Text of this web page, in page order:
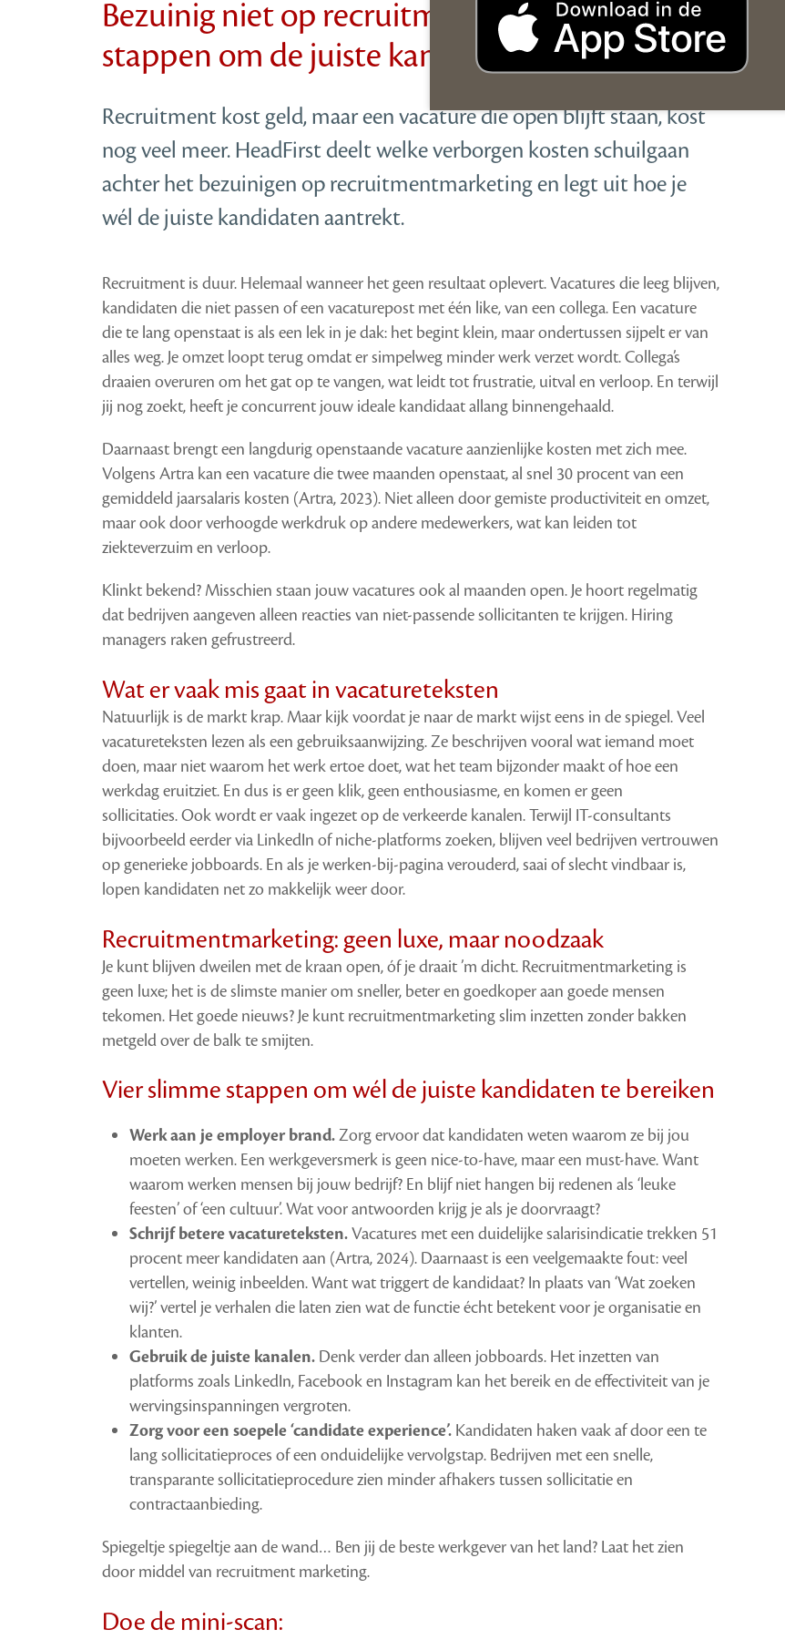
Bezuinig niet op recruitment-marketing: vier
stappen om de juiste kandidaten te bereiken
Recruitment kost geld, maar een vacature die open blijft staan, kost
nog veel meer. HeadFirst deelt welke verborgen kosten schuilgaan
achter het bezuinigen op recruitmentmarketing en legt uit hoe je
wél de juiste kandidaten aantrekt.
Recruitment is duur. Helemaal wanneer het geen resultaat oplevert. Vacatures die leeg blijven,
kandidaten die niet passen of een vacaturepost met één like, van een collega. Een vacature
die te lang openstaat is als een lek in je dak: het begint klein, maar ondertussen sijpelt er van
alles weg. Je omzet loopt terug omdat er simpelweg minder werk verzet wordt. Collega’s
draaien overuren om het gat op te vangen, wat leidt tot frustratie, uitval en verloop. En terwijl
jij nog zoekt, heeft je concurrent jouw ideale kandidaat allang binnengehaald.
Daarnaast brengt een langdurig openstaande vacature aanzienlijke kosten met zich mee.
Volgens Artra kan een vacature die twee maanden openstaat, al snel 30 procent van een
gemiddeld jaarsalaris kosten (Artra, 2023). Niet alleen door gemiste productiviteit en omzet,
maar ook door verhoogde werkdruk op andere medewerkers, wat kan leiden tot
ziekteverzuim en verloop.
Klinkt bekend? Misschien staan jouw vacatures ook al maanden open. Je hoort regelmatig
dat bedrijven aangeven alleen reacties van niet-passende sollicitanten te krijgen. Hiring
managers raken gefrustreerd.
Wat er vaak mis gaat in vacatureteksten
Natuurlijk is de markt krap. Maar kijk voordat je naar de markt wijst eens in de spiegel.Veel
vacatureteksten lezen als een gebruiksaanwijzing. Ze beschrijven vooral wat iemand moet
doen, maar niet waarom het werk ertoe doet, wat het team bijzonder maakt of hoe een
werkdag eruitziet. En dus is er geen klik, geen enthousiasme, en komen er geen
sollicitaties.Ook wordt er vaak ingezet op de verkeerde kanalen. Terwijl IT-consultants
bijvoorbeeldeerder via LinkedIn of niche-platforms zoeken, blijven veel bedrijven vertrouwen
opgenerieke jobboards. En als je werken-bij-pagina verouderd, saai of slecht vindbaar is,
lopen kandidaten net zo makkelijk weer door.
Recruitmentmarketing: geen luxe, maar noodzaak
Je kunt blijven dweilen met de kraan open, óf je draait ’m dicht. Recruitmentmarketing is
geen luxe; het is de slimste manier om sneller, beter en goedkoper aan goede mensen
tekomen. Het goede nieuws? Je kunt recruitmentmarketing slim inzetten zonder bakken
metgeld over de balk te smijten.
Vier slimme stappen om wél de juiste kandidaten te bereiken
Werk aan je employer brand.Zorg ervoor dat kandidaten weten waarom ze bij jou
moeten werken. Een werkgeversmerk is geen nice-to-have, maar een must-have. Want
waarom werken mensen bij jouw bedrijf? En blijf niet hangen bij redenen als ‘leuke
feesten’ of ‘een cultuur’. Wat voor antwoorden krijg je als je doorvraagt?
Schrijf betere vacatureteksten.Vacatures met een duidelijke salarisindicatie trekken 51
procent meer kandidaten aan (Artra, 2024). Daarnaast is een veelgemaakte fout: veel
vertellen, weinig inbeelden. Want wat triggert de kandidaat? In plaats van ‘Wat zoeken
wij?’ vertel je verhalen die laten zien wat de functie écht betekent voor je organisatie en
klanten.
Gebruik de juiste kanalen. Denk verder dan alleen jobboards. Het inzetten van
platforms zoals LinkedIn, Facebook en Instagram kan het bereik en de effectiviteit van je
wervingsinspanningen vergroten.
Zorg voor een soepele ‘candidate experience’. Kandidaten haken vaak af door een te
lang sollicitatieproces of een onduidelijke vervolgstap. Bedrijven met een snelle,
transparante sollicitatieprocedure zien minder afhakers tussen sollicitatie en
contractaanbieding.
Spiegeltje spiegeltje aan de wand… Ben jij de beste werkgever van het land? Laat het zien
door middel van recruitment marketing.
Doe de mini-scan: